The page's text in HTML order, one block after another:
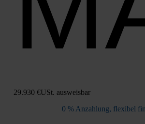
29.930 €USt. aus­weis­bar
0 % Anzah­lung, fle­xi­bel